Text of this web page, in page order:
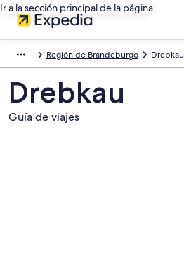
Ir a la sección principal de la página
Región de Brandeburgo Drebkau
Drebkau
Guía de viajes